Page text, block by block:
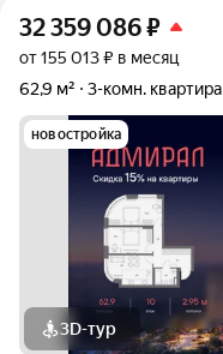
32 359 086₽
от 155 013 ₽ в месяц
62,9 м²
3-комн. квартира
новостройка
3D-тур